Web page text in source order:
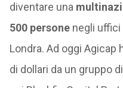
diventare una
500 personenegli uffici
Londra. Ad oggi
di dollari da un gruppo